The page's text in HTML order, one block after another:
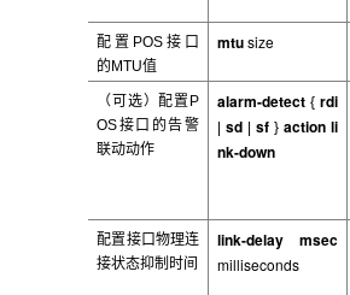
配置POS 接口
的MTU值
mtusize
（可选）配置P
OS接口的告警
联动动作
alarm-detect { rdi
|sd |sf } action li
nk-down
配置接口物理连
接状态抑制时间
link-delay msec
milliseconds